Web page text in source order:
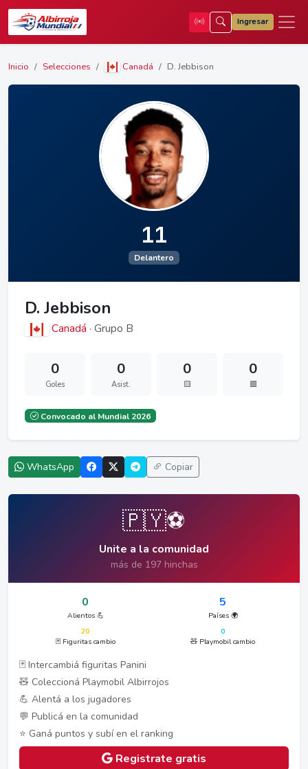
Ingresar
Inicio Selecciones Canadá D. Jebbison
11
Delantero
D. Jebbison
Canadá · Grupo B
0
Goles
0
Asist.
0
🟨
0
🟥
Convocado al Mundial 2026
WhatsApp Copiar
🇵🇾⚽
Unite a la comunidad
más de 197 hinchas
0
Alientos 💪
5
Países 🌍
20
🃏 Figuritas cambio
0
🧸 Playmobil cambio
🃏 Intercambiá figuritas Panini
🧸 Coleccioná Playmobil Albirrojos
💪 Alentá a los jugadores
💬 Publicá en la comunidad
⭐ Ganá puntos y subí en el ranking
Registrate gratis